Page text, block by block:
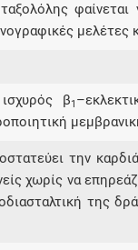
β1
την
χωρίς να
της